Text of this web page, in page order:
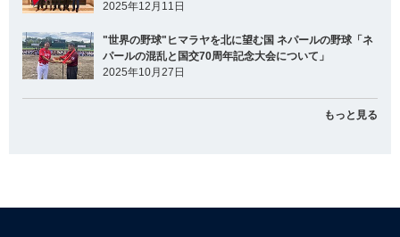
2025年12月11日
"世界の野球"ヒマラヤを北に望む国 ネパールの野球「ネ
パールの混乱と国交70周年記念大会について」
2025年10月27日
もっと見る